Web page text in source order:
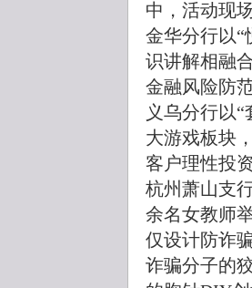
中，活动现
金华分行以“
识讲解相融
金融风险防
义乌分行以
大游戏板块
客户理性投资
杭州萧山支
余名女教师
仅设计防诈
诈骗分子的